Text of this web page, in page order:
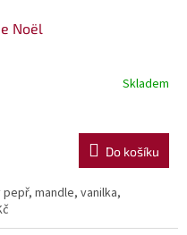
Noël
Skladem
Do košíku
mandle, vanilka,